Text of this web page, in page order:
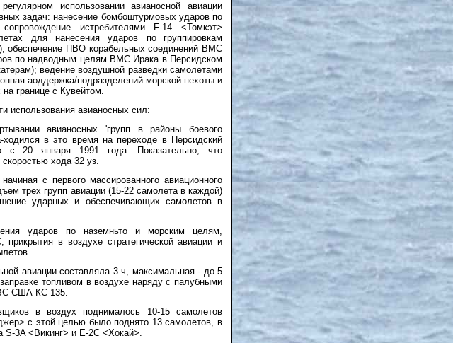
использовании авианосной авиации
задач: нанесение бомбоштурмовых ударов по
истребителями F-14 <Томкэт>
для нанесения ударов по
группировкам
обеспечение ПВО корабельных соединений ВМС
по надводным целям ВМС Ирака в Персидском
ведение воздушной разведки самолетами
аоддержка/подразделений морской пехоты и
границе с Кувейтом.
использования авианосных сил:
авианосных 'групп в районы боевого
в это время на переходе в Персидский
с 20 января 1991 года. Показательно, что
хода 32 уз.
с первого массированного авиационного
трех групп авиации (15-22 самолета в каждой)
ударных и обеспечивающих самолетов в
ударов по наземньто и морским целям,
в воздухе стратегической авиации и
авиации составляла 3 ч, максимальная - до 5
топливом в воздухе наряду с палубными
США КС-135.
в воздух поднималось 10-15 самолетов
с этой целью было поднято 13 самолетов, в
S-3A <Викинг> и Е-2С <Хокай>.